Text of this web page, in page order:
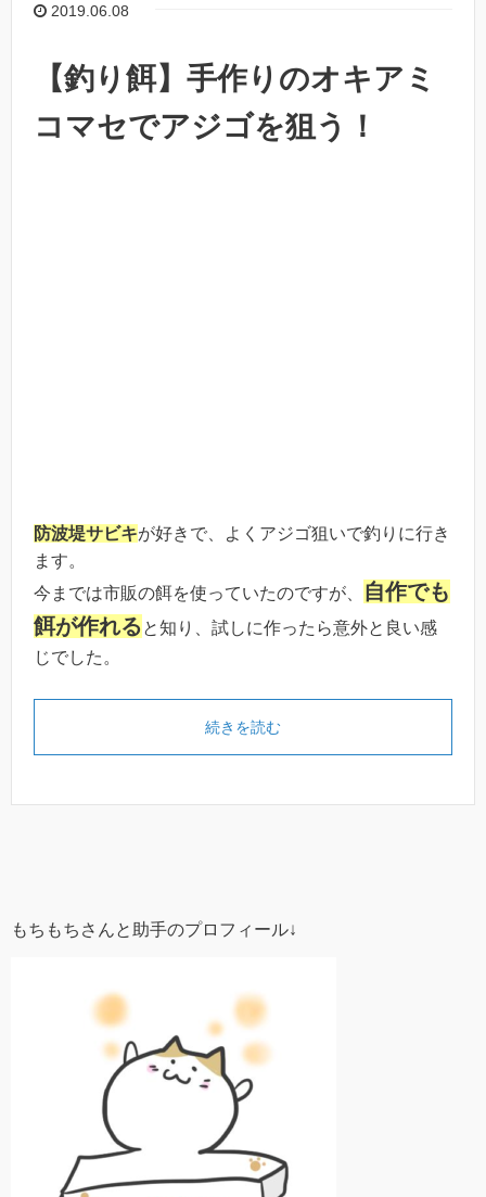
2019.06.08
【釣り餌】手作りのオキアミ
コマセでアジゴを狙う！
防波堤サビキが好きで、よくアジゴ狙いで釣りに行き
ます。
今までは市販の餌を使っていたのですが、
自作でも
餌が作れる と知り、試しに作ったら意外と良い感
じでした。
続きを読む
もちもちさんと助手のプロフィール↓